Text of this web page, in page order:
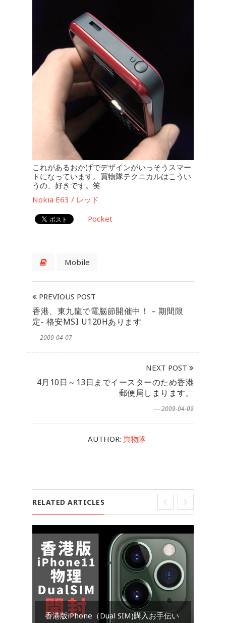
これがあるおかげでデザインがいっそうスマー
トになっています。買物隊テクニカルはこうい
うの、好きです。笑
Nokia E63 / レッド
Pocket
Mobile
PREVIOUS POST
香港、東九龍で電脳節開催中！ – 期間限
定- 格安MSI U120Hあります
― 2009-04-07
NEXT POST
4月10日～13日までイースターのため香港
郵便局しまります。
― 2009-04-09
AUTHOR: 買物隊
RELATED ARTICLES
香港版iPhone（Dual SIM)購入お手伝い